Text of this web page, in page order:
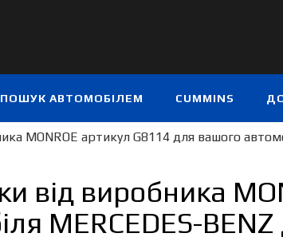
ПОШУК АВТОМОБІЛЕМ CUMMINS
MONROE артикул G8114 для вашого
від виробника
MERCEDES-